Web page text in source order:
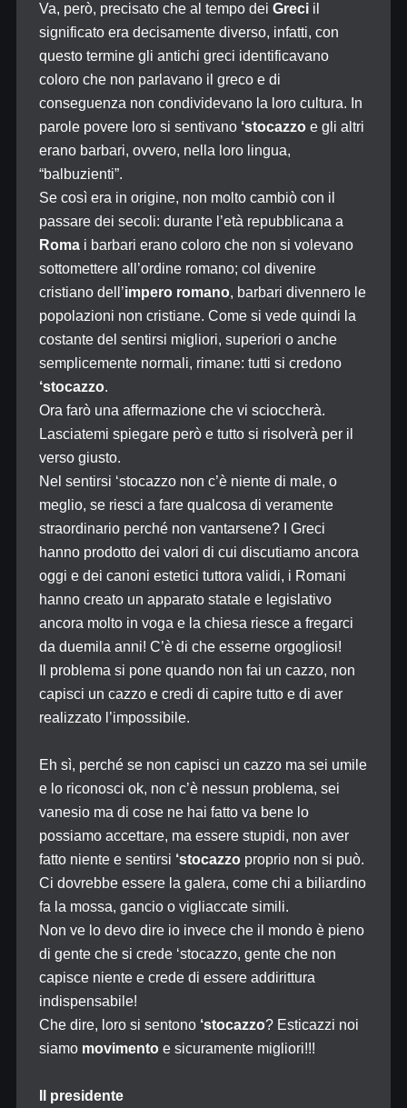
Va, però, precisato che al tempo dei Greciil
significato era decisamente diverso, infatti, con
questo termine gli antichi greci identificavano
coloro che non parlavano il greco e di
conseguenza non condividevano la loro cultura. In
parole povere loro si sentivano ‘stocazzoe gli altri
erano barbari, ovvero, nella loro lingua,
“balbuzienti”.
Se così era in origine, non molto cambiò con il
passare dei secoli: durante l’età repubblicana a
Romai barbari erano coloro che non si volevano
sottomettere all’ordine romano; col divenire
cristiano dell’impero romano, barbari divennero le
popolazioni non cristiane. Come si vede quindi la
costante del sentirsi migliori, superiori o anche
semplicemente normali, rimane: tutti si credono
‘stocazzo.
Ora farò una affermazione che vi scioccherà.
Lasciatemi spiegare però e tutto si risolverà per il
verso giusto.
Nel sentirsi ‘stocazzo non c’è niente di male, o
meglio, se riesci a fare qualcosa di veramente
straordinario perché non vantarsene? I Greci
hanno prodotto dei valori di cui discutiamo ancora
oggi e dei canoni estetici tuttora validi, i Romani
hanno creato un apparato statale e legislativo
ancora molto in voga e la chiesa riesce a fregarci
da duemila anni! C’è di che esserne orgogliosi!
Il problema si pone quando non fai un cazzo, non
capisci un cazzo e credi di capire tutto e di aver
realizzato l’impossibile.
Eh sì, perché se non capisci un cazzo ma sei umile
e lo riconosci ok, non c’è nessun problema, sei
vanesio ma di cose ne hai fatto va bene lo
possiamo accettare, ma essere stupidi, non aver
fatto niente e sentirsi ‘stocazzoproprio non si può.
Ci dovrebbe essere la galera, come chi a biliardino
fa la mossa, gancio o vigliaccate simili.
Non ve lo devo dire io invece che il mondo è pieno
di gente che si crede ‘stocazzo, gente che non
capisce niente e crede di essere addirittura
indispensabile!
Che dire, loro si sentono ‘stocazzo? Esticazzi noi
siamo movimentoe sicuramente migliori!!!
Il presidente